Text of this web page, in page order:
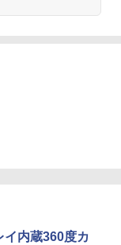
イ内蔵360度カ